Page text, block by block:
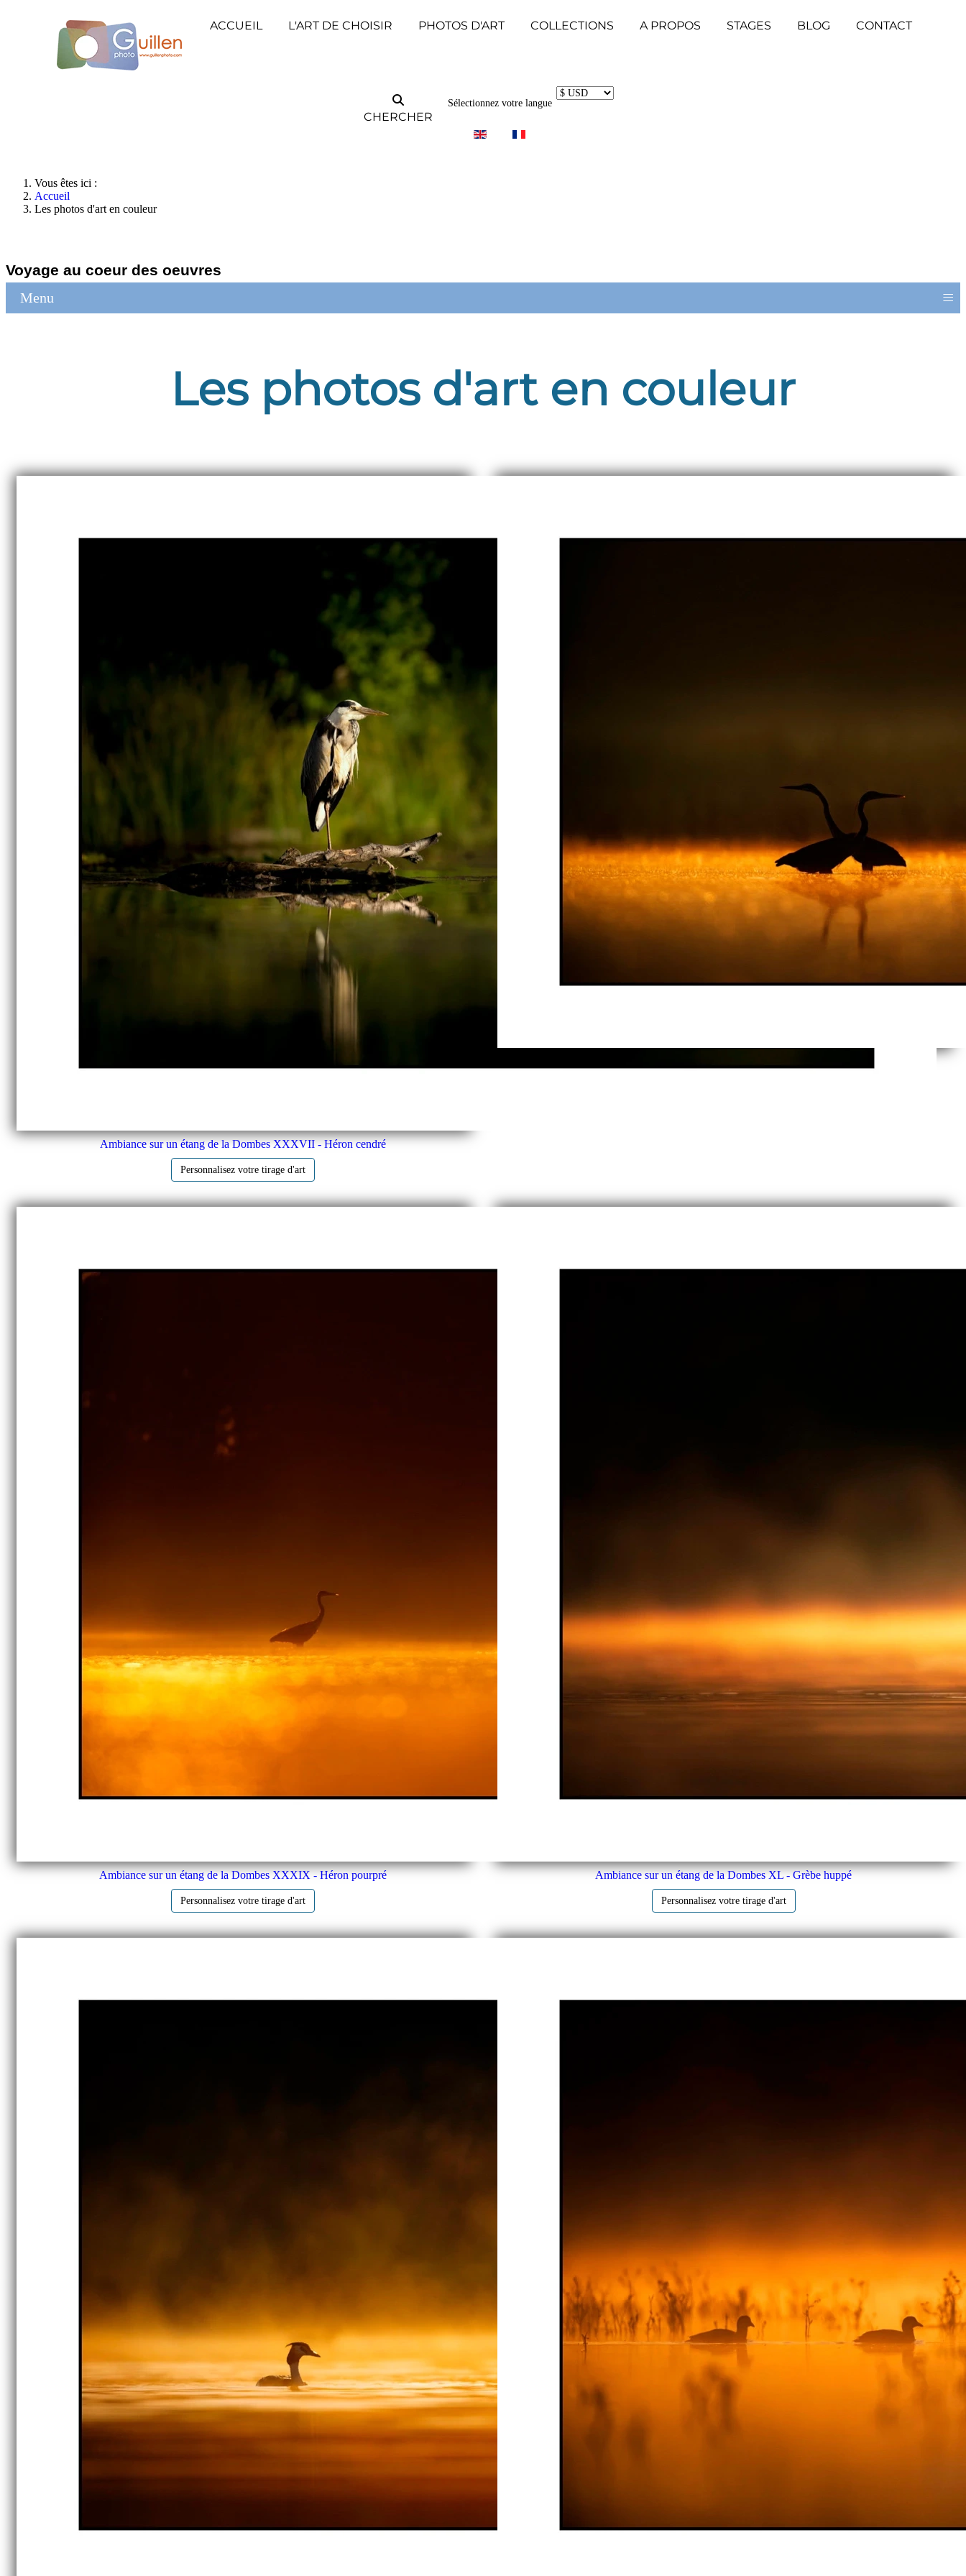
ACCUEIL L'ART DE CHOISIR PHOTOS D'ART COLLECTIONS A PROPOS STAGES BLOG CONTACT
CHERCHER
Sélectionnez votre langue
Vous êtes ici :
Accueil
Les photos d'art en couleur
Voyage au coeur des oeuvres
Menu ≡
Les photos d'art en couleur
Ambiance sur un étang de la Dombes XXXVII - Héron cendré
Personnalisez votre tirage d'art
Ambiance sur un étang de la Dombes XXXIX - Héron pourpré
Personnalisez votre tirage d'art
Ambiance sur un étang de la Dombes XL - Grèbe huppé
Personnalisez votre tirage d'art